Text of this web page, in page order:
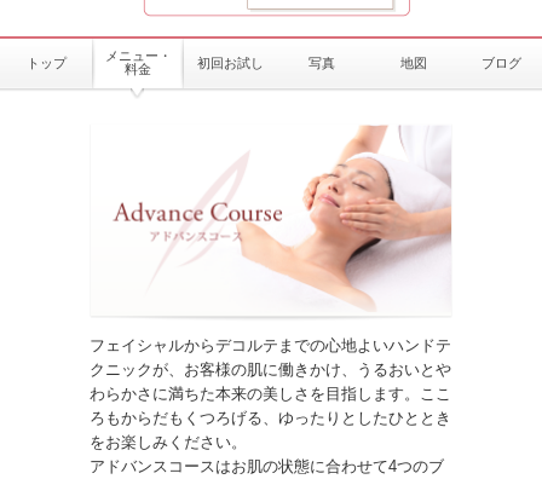
トップ
メニュー・
料金
初回お試し 写真 地図 ブログ
フェイシャルからデコルテまでの心地よいハンドテ
クニックが、お客様の肌に働きかけ、うるおいとや
わらかさに満ちた本来の美しさを目指します。ここ
ろもからだもくつろげる、ゆったりとしたひととき
をお楽しみください。
アドバンスコースはお肌の状態に合わせて4つのブ